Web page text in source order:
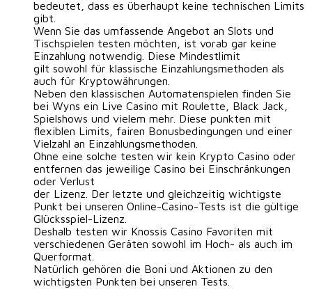
bedeutet, dass es überhaupt keine technischen Limits
gibt.
Wenn Sie das umfassende Angebot an Slots und
Tischspielen testen möchten, ist vorab gar keine
Einzahlung notwendig. Diese Mindestlimit
gilt sowohl für klassische Einzahlungsmethoden als
auch für Kryptowährungen.
Neben den klassischen Automatenspielen finden Sie
bei Wyns ein Live Casino mit Roulette, Black Jack,
Spielshows und vielem mehr. Diese punkten mit
flexiblen Limits, fairen Bonusbedingungen und einer
Vielzahl an Einzahlungsmethoden.
Ohne eine solche testen wir kein Krypto Casino oder
entfernen das jeweilige Casino bei Einschränkungen
oder Verlust
der Lizenz. Der letzte und gleichzeitig wichtigste
Punkt bei unseren Online-Casino-Tests ist die gültige
Glücksspiel-Lizenz.
Deshalb testen wir Knossis Casino Favoriten mit
verschiedenen Geräten sowohl im Hoch- als auch im
Querformat.
Natürlich gehören die Boni und Aktionen zu den
wichtigsten Punkten bei unseren Tests.